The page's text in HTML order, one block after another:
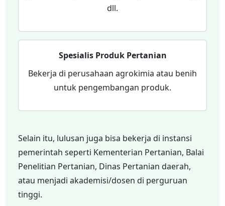
dll.
Spesialis Produk Pertanian
Bekerja di perusahaan agrokimia atau benih
untuk pengembangan produk.
Selain itu, lulusan juga bisa bekerja di instansi
pemerintah seperti Kementerian Pertanian, Balai
Penelitian Pertanian, Dinas Pertanian daerah,
atau menjadi akademisi/dosen di perguruan
tinggi.